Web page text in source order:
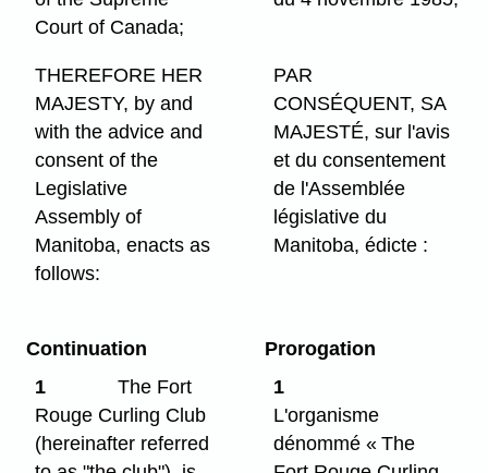
Court of Canada;
THEREFORE HER
MAJESTY, by and
with the advice and
consent of the
Legislative
Assembly of
Manitoba, enacts as
follows:
PAR
CONSÉQUENT, SA
MAJESTÉ, sur l'avis
et du consentement
de l'Assemblée
législative du
Manitoba, édicte :
Continuation
1
The Fort
Rouge Curling Club
(hereinafter referred
Prorogation
1
L'organisme
dénommé « The